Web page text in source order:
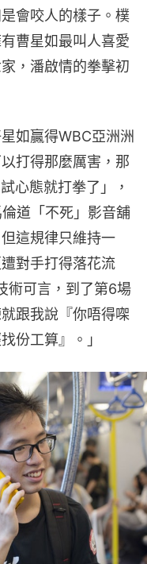
會咬人的樣子。樸
曹星如最叫人喜愛
，潘啟情的拳擊初
如贏得WBC亞洲洲
打得那麼厲害，那
心態就打拳了」，
道「不死」影音舖
這規律只維持一
對手打得落花流
術可言，到了第6場
跟我說『你唔得㗎
份工算』。」